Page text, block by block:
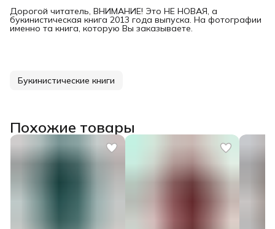
Дорогой читатель, ВНИМАНИЕ! Это НЕ НОВАЯ, а
букинистическая книга 2013 года выпуска. На фотографии
именно та книга, которую Вы заказываете.
Букинистические книги
Похожие товары